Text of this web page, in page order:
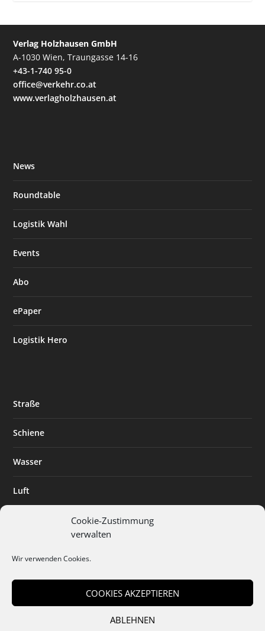
Cookie-Zustimmung
verwalten
Wir verwenden Cookies.
COOKIES AKZEPTIEREN
ABLEHNEN
Verlag Holzhausen GmbH
A-1030 Wien, Traungasse 14-16
+43-1-740 95-0
office@verkehr.co.at
www.verlagholzhausen.at
News
Roundtable
Logistik Wahl
Events
Abo
ePaper
Logistik Hero
Straße
Schiene
Wasser
Luft
Digitalisierung